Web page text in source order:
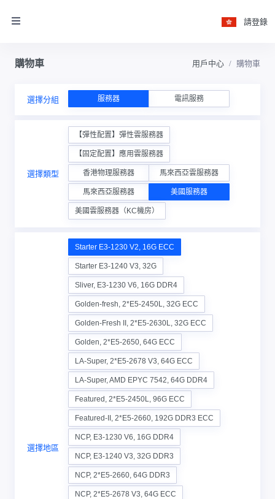
請登錄
購物車 用戶中心 購物車
選擇分組 服務器 電訊服務
選擇類型
【彈性配置】彈性雲服務器
【固定配置】應用雲服務器
香港物理服務器 馬來西亞雲服務器
馬來西亞服務器 美國服務器
美國雲服務器（KC機房）
選擇地區
Starter E3-1230 V2, 16G ECC
Starter E3-1240 V3, 32G
Sliver, E3-1230 V6, 16G DDR4
Golden-fresh, 2*E5-2450L, 32G ECC
Golden-Fresh II, 2*E5-2630L, 32G ECC
Golden, 2*E5-2650, 64G ECC
LA-Super, 2*E5-2678 V3, 64G ECC
LA-Super, AMD EPYC 7542, 64G DDR4
Featured, 2*E5-2450L, 96G ECC
Featured-II, 2*E5-2660, 192G DDR3 ECC
NCP, E3-1230 V6, 16G DDR4
NCP, E3-1240 V3, 32G DDR3
NCP, 2*E5-2660, 64G DDR3
NCP, 2*E5-2678 V3, 64G ECC